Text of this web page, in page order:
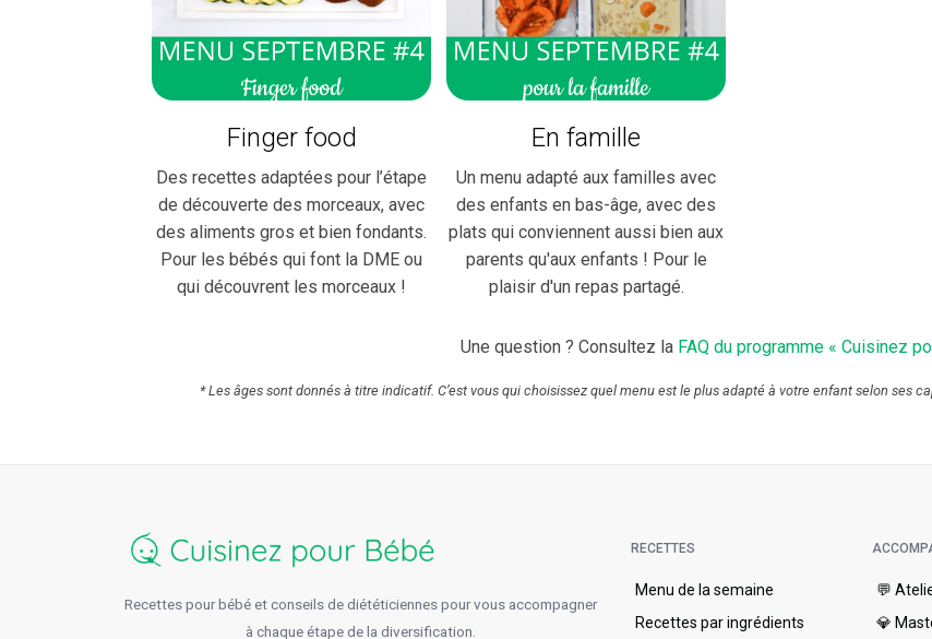
Finger food
Des recettes adaptées pour l’étape
de découverte des morceaux, avec
des aliments gros et bien fondants.
Pour les bébés qui font la DME ou
qui découvrent les morceaux !
En famille
Un menu adapté aux familles avec
des enfants en bas-âge, avec des
plats qui conviennent aussi bien aux
parents qu'aux enfants ! Pour le
plaisir d'un repas partagé.
Une question ? Consultez la FAQ du programme « Cuisinez
* Les âges sont donnés à titre indicatif. C’est vous qui choisissez quel menu est le plus adapté à votre enfant selon ses
Recettes pour bébé et conseils de diététiciennes pour vous accompagner
à chaque étape de la diversification.
RECETTES
Menu de la semaine​
Recettes par ingrédients
💬
💎